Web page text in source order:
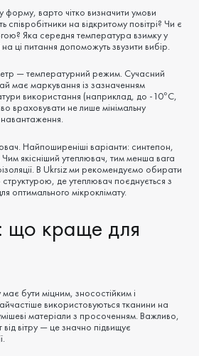
форму, варто чітко визначити умови
співробітники на відкритому повітрі? Чи є
Яка середня температура взимку у
на ці питання допоможуть звузити вибір.
— температурний режим. Сучасний
має маркування із зазначенням
використання (наприклад, до -10°C,
враховувати не лише мінімальну
Найпоширеніші варіанти: синтепон,
якісніший утеплювач, тим менша вага
В Ukrsiz ми рекомендуємо обирати
де утеплювач поєднується з
мікроклімату.
що краще для
бути міцним, зносостійким і
використовуються тканини на
матеріали з просоченням. Важливо,
вітру — це значно підвищує